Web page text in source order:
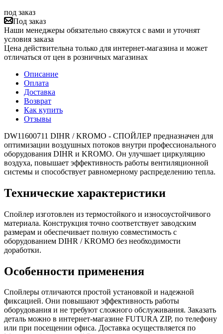
под заказ
Под заказ
Наши менеджеры обязательно свяжутся с вами и уточнят
условия заказа
Цена действительна только для интернет-магазина и может
отличаться от цен в розничных магазинах
Описание
Оплата
Доставка
Возврат
Как купить
Отзывы
DW11600711 DIHR / KROMO - СПОЙЛЕР предназначен для
оптимизации воздушных потоков внутри профессионального
оборудования DIHR и KROMO. Он улучшает циркуляцию
воздуха, повышает эффективность работы вентиляционной
системы и способствует равномерному распределению тепла.
Технические характеристики
Спойлер изготовлен из термостойкого и износоустойчивого
материала. Конструкция точно соответствует заводским
размерам и обеспечивает полную совместимость с
оборудованием DIHR / KROMO без необходимости
доработки.
Особенности применения
Спойлеры отличаются простой установкой и надежной
фиксацией. Они повышают эффективность работы
оборудования и не требуют сложного обслуживания. Заказать
деталь можно в интернет-магазине FUTURA ZIP, по телефону
или при посещении офиса. Доставка осуществляется по